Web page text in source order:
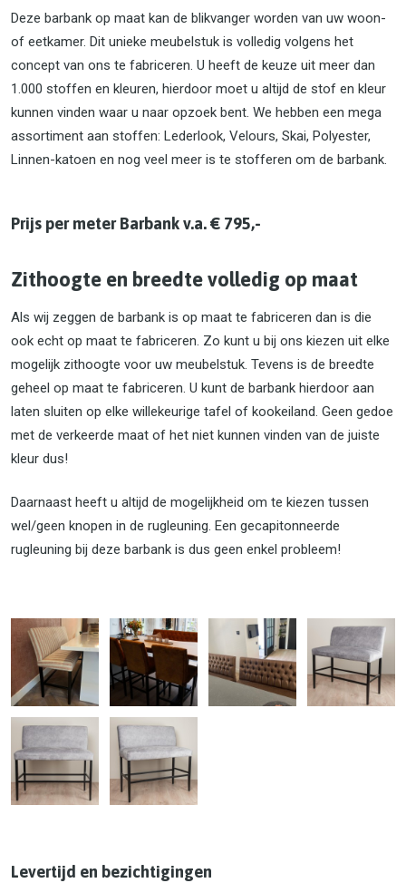
Deze barbank op maat kan de blikvanger worden van uw woon-
of eetkamer. Dit unieke meubelstuk is volledig volgens het
concept van ons te fabriceren. U heeft de keuze uit meer dan
1.000 stoffen en kleuren, hierdoor moet u altijd de stof en kleur
kunnen vinden waar u naar opzoek bent. We hebben een mega
assortiment aan stoffen: Lederlook, Velours, Skai, Polyester,
Linnen-katoen en nog veel meer is te stofferen om de barbank.
Prijs per meter Barbank v.a. € 795,-
Zithoogte en breedte volledig op maat
Als wij zeggen de barbank is op maat te fabriceren dan is die
ook echt op maat te fabriceren. Zo kunt u bij ons kiezen uit elke
mogelijk zithoogte voor uw meubelstuk. Tevens is de breedte
geheel op maat te fabriceren. U kunt de barbank hierdoor aan
laten sluiten op elke willekeurige tafel of kookeiland. Geen gedoe
met de verkeerde maat of het niet kunnen vinden van de juiste
kleur dus!
Daarnaast heeft u altijd de mogelijkheid om te kiezen tussen
wel/geen knopen in de rugleuning. Een gecapitonneerde
rugleuning bij deze barbank is dus geen enkel probleem!
Levertijd en bezichtigingen